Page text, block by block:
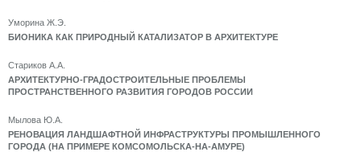
Уморина Ж.Э.
БИОНИКА КАК ПРИРОДНЫЙ КАТАЛИЗАТОР В АРХИТЕКТУРЕ
Стариков А.А.
АРХИТЕКТУРНО-ГРАДОСТРОИТЕЛЬНЫЕ ПРОБЛЕМЫ
ПРОСТРАНСТВЕННОГО РАЗВИТИЯ ГОРОДОВ РОССИИ
Мылова Ю.А.
РЕНОВАЦИЯ ЛАНДШАФТНОЙ ИНФРАСТРУКТУРЫ ПРОМЫШЛЕННОГО
ГОРОДА (НА ПРИМЕРЕ КОМСОМОЛЬСКА-НА-АМУРЕ)